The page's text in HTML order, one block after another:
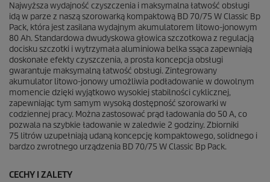
Najwyższa wydajność czyszczenia i maksymalna łatwość obsługi
idą w parze z naszą szorowarką kompaktową BD 70/75 W Classic Bp
Pack, która jest zasilana wydajnym akumulatorem litowo-jonowym
80 Ah. Standardowa dwudyskowa głowica szczotkowa z regulacją
docisku szczotki i wytrzymała aluminiowa belka ssąca zapewniają
doskonałe efekty czyszczenia, a prosta koncepcja obsługi
gwarantuje maksymalną łatwość obsługi. Zintegrowany
akumulator litowo-jonowy umożliwia podładowanie w dowolnym
momencie dzięki wyjątkowo wysokiej stabilności cyklicznej,
zapewniając tym samym wysoką dostępność szorowarki w
codziennej pracy. Można zastosować prąd ładowania do 50 A, co
pozwala na szybkie ładowanie w zaledwie 2 godziny. Zbiorniki
75 litrów uzupełniają udaną koncepcję kompaktowego, solidnego i
bardzo zwrotnego urządzenia BD 70/75 W Classic Bp Pack.
CECHY I ZALETY